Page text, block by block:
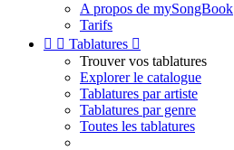
A propos de mySongBook
Tarifs
  Tablatures 
Trouver vos tablatures
Explorer le catalogue
Tablatures par artiste
Tablatures par genre
Toutes les tablatures